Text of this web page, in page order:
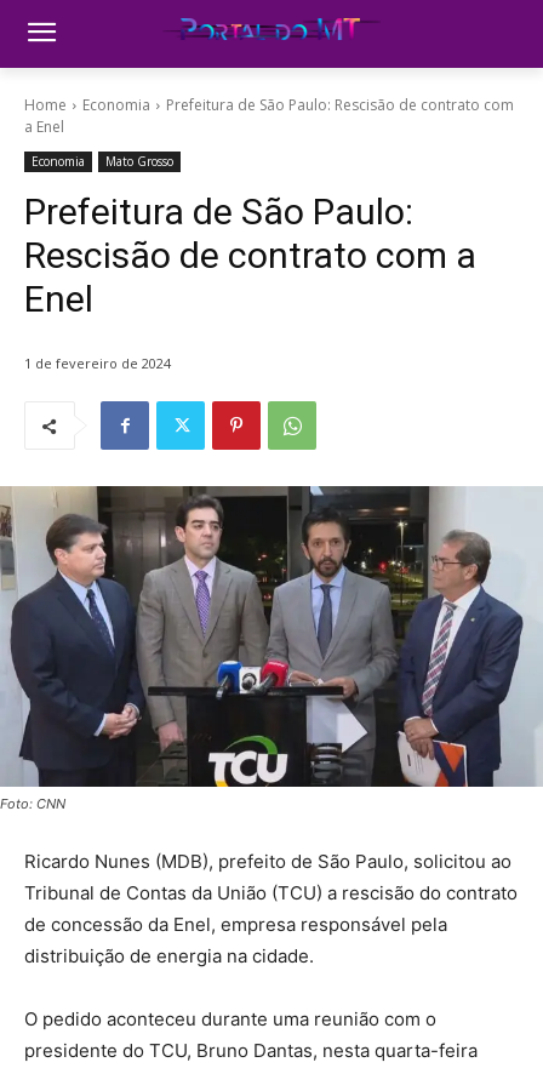
Home Economia
Prefeitura de São Paulo: Rescisão de contrato com
a Enel
Economia Mato Grosso
Prefeitura de São Paulo:
Rescisão de contrato com a
Enel
1 de fevereiro de 2024
Foto: CNN
Ricardo Nunes (MDB), prefeito de São Paulo, solicitou ao
Tribunal de Contas da União (TCU) a rescisão do contrato
de concessão da Enel, empresa responsável pela
distribuição de energia na cidade.
O pedido aconteceu durante uma reunião com o
presidente do TCU, Bruno Dantas, nesta quarta-feira